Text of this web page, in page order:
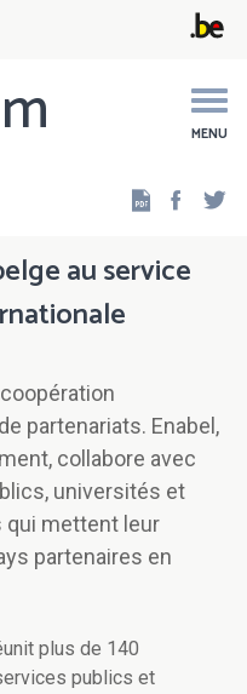
MENU
au service
partenariats. Enabel,
collabore avec
universités et
qui mettent leur
partenaires en
plus de 140
publics et